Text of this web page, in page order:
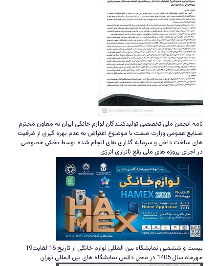
نامه انجمن ملی تخصصی تولیدکنندگان لوازم خانگی ایران به معاون محترم
صنایع عمومی وزارت صمت با موضوع اعتراض به عدم بهره گیری از ظرفیت
های ساخت داخل و سرمایه گذاری های انجام شده توسط بخش خصوصی
در اجرای پروژه های ملی رفع ناترازی انرژی
بیست و ششمین نمایشگاه بین المللی لوازم خانگی از تاریخ 16 لغایت19
مهرماه سال 1405 در محل دائمی نمایشگاه های بین المللی تهران